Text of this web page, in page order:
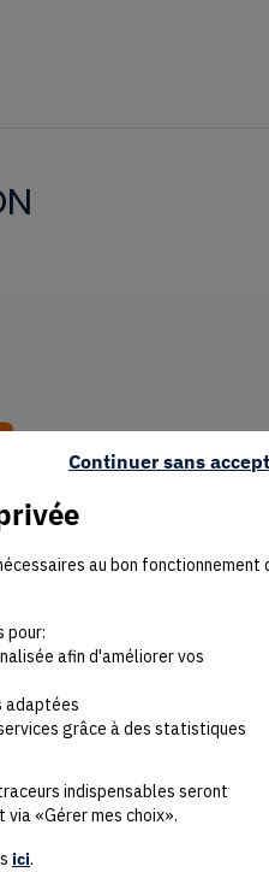
au bon fonctionnement
pour:
afin d'améliorer vos
adaptées
grâce à des statistiques
indispensables seront
«Gérer mes choix».
ici.
Continuer sans